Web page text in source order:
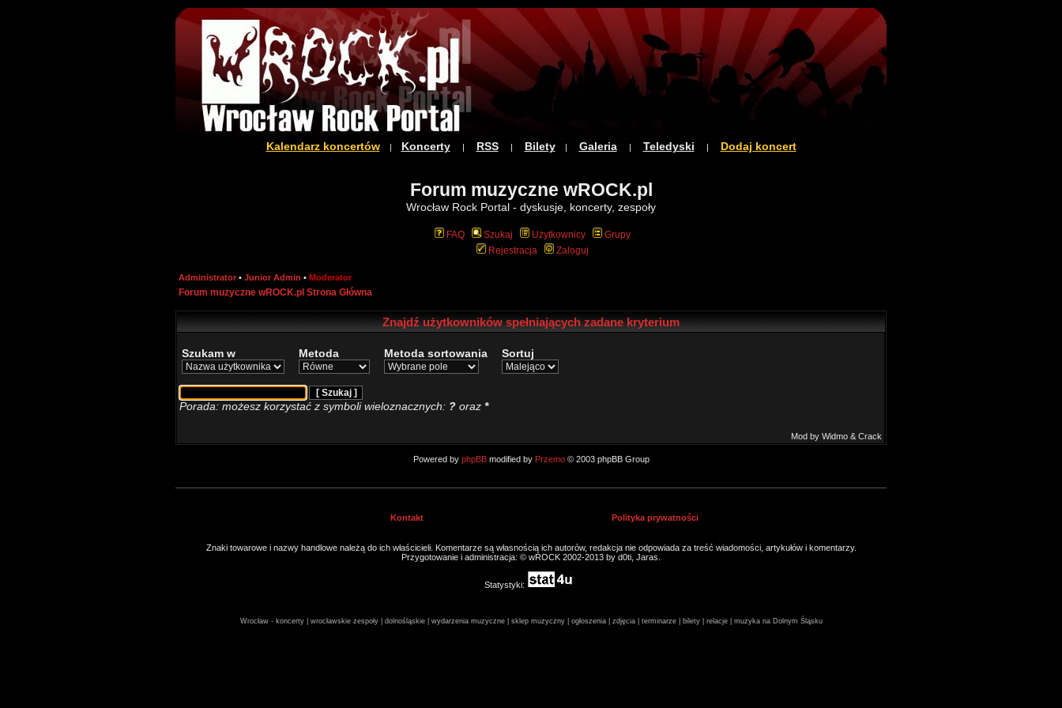
Kalendarz koncertów| Koncerty| RSS| Bilety| Galeria| Teledyski | Dodaj koncert
Forum muzyczne wROCK.pl
Wrocław Rock Portal - dyskusje, koncerty, zespoły
FAQ Szukaj Użytkownicy
Grupy
Rejestracja
Zaloguj
Administrator • Junior Admin • Moderator
Forum muzyczne wROCK.pl Strona Główna
Znajdź użytkowników spełniających zadane kryterium
Szukam w Metoda Metoda sortowania Sortuj
Porada: możesz korzystać z symboli wieloznacznych: ? oraz *
Mod by Widmo & Crack
Powered by phpBBmodified by Przemo© 2003 phpBB Group
Kontakt Polityka prywatności
Znaki towarowe i nazwy handlowe należą do ich właścicieli. Komentarze są własnością ich autorów, redakcja nie odpowiada za treść wiadomości, artykułów i komentarzy.
Przygotowanie i administracja: © wROCK 2002-2013 by d0ti, Jaras.
Statystyki:
Wrocław - koncerty | wrocławskie zespoły | dolnośląskie | wydarzenia muzyczne | sklep muzyczny | ogłoszenia | zdjęcia | terminarze | bilety | relacje | muzyka na Dolnym Śląsku